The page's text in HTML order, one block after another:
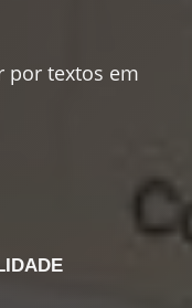
por textos em